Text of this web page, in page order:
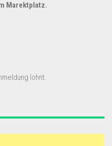
Marektplatz.
lohnt.